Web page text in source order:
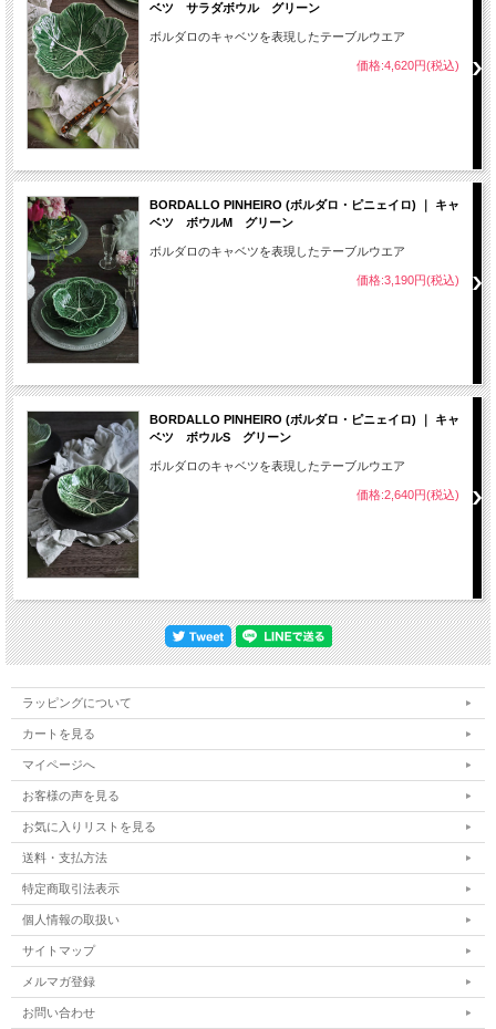
ベツ サラダボウル グリーン
ボルダロのキャベツを表現したテーブルウエア
価格:4,620円(税込)
BORDALLO PINHEIRO (ボルダロ・ピニェイロ) ｜ キャ
ベツ ボウルM グリーン
ボルダロのキャベツを表現したテーブルウエア
価格:3,190円(税込)
BORDALLO PINHEIRO (ボルダロ・ピニェイロ) ｜ キャ
ベツ ボウルS グリーン
ボルダロのキャベツを表現したテーブルウエア
価格:2,640円(税込)
ラッピングについて
カートを見る
マイページへ
お客様の声を見る
お気に入りリストを見る
送料・支払方法
特定商取引法表示
個人情報の取扱い
サイトマップ
メルマガ登録
お問い合わせ